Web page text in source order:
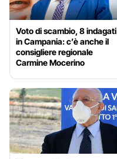
Voto di scambio, 8 indagati
in Campania: c’è anche il
consigliere regionale
Carmine Mocerino